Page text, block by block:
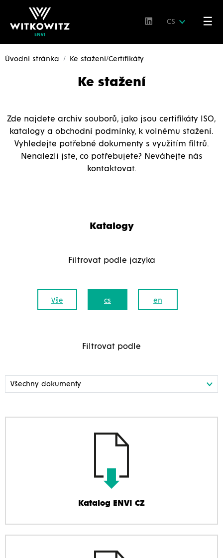
CS ☰
Úvodní stránka Ke stažení/Certifikáty
Ke stažení
Zde najdete archiv souborů, jako jsou certifikáty ISO,
katalogy a obchodní podmínky, k volnému stažení.
Vyhledejte potřebné dokumenty s využitím filtrů.
Nenalezli jste, co potřebujete? Neváhejte nás
kontaktovat.
Katalogy
Filtrovat podle jazyka
Vše cs en
Filtrovat podle
Katalog ENVI CZ